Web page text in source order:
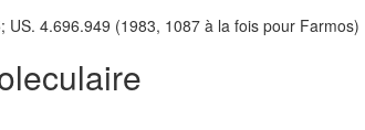
US. 4.696.949 (1983, 1087 à la fois pour Farmos)